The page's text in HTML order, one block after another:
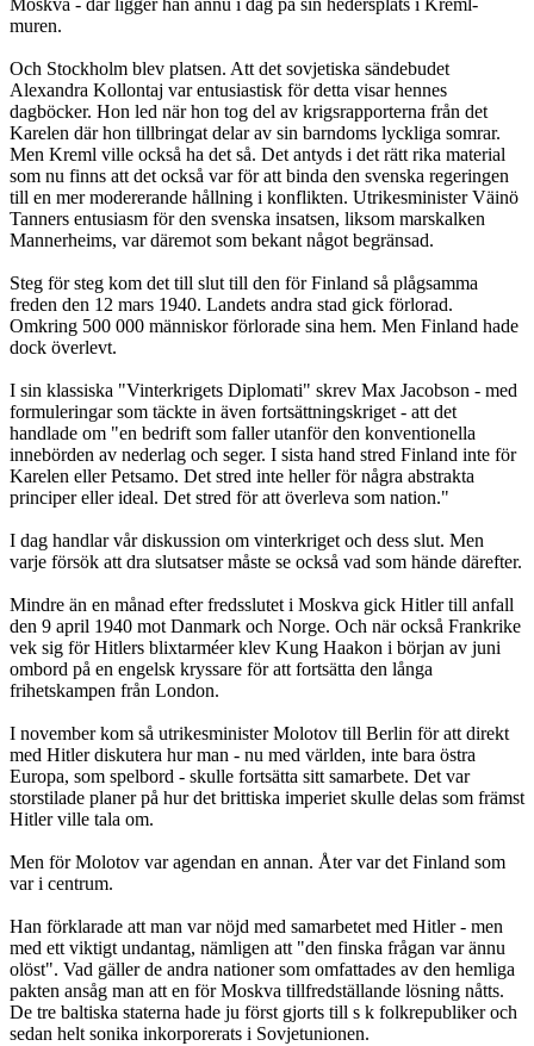
Moskva - där ligger han ännu i dag på sin hedersplats i Kreml-
muren.
Och Stockholm blev platsen. Att det sovjetiska sändebudet
Alexandra Kollontaj var entusiastisk för detta visar hennes
dagböcker. Hon led när hon tog del av krigsrapporterna från det
Karelen där hon tillbringat delar av sin barndoms lyckliga somrar.
Men Kreml ville också ha det så. Det antyds i det rätt rika material
som nu finns att det också var för att binda den svenska regeringen
till en mer modererande hållning i konflikten. Utrikesminister Väinö
Tanners entusiasm för den svenska insatsen, liksom marskalken
Mannerheims, var däremot som bekant något begränsad.
Steg för steg kom det till slut till den för Finland så plågsamma
freden den 12 mars 1940. Landets andra stad gick förlorad.
Omkring 500 000 människor förlorade sina hem. Men Finland hade
dock överlevt.
I sin klassiska "Vinterkrigets Diplomati" skrev Max Jacobson - med
formuleringar som täckte in även fortsättningskriget - att det
handlade om "en bedrift som faller utanför den konventionella
innebörden av nederlag och seger. I sista hand stred Finland inte för
Karelen eller Petsamo. Det stred inte heller för några abstrakta
principer eller ideal. Det stred för att överleva som nation."
I dag handlar vår diskussion om vinterkriget och dess slut. Men
varje försök att dra slutsatser måste se också vad som hände därefter.
Mindre än en månad efter fredsslutet i Moskva gick Hitler till anfall
den 9 april 1940 mot Danmark och Norge. Och när också Frankrike
vek sig för Hitlers blixtarméer klev Kung Haakon i början av juni
ombord på en engelsk kryssare för att fortsätta den långa
frihetskampen från London.
I november kom så utrikesminister Molotov till Berlin för att direkt
med Hitler diskutera hur man - nu med världen, inte bara östra
Europa, som spelbord - skulle fortsätta sitt samarbete. Det var
storstilade planer på hur det brittiska imperiet skulle delas som främst
Hitler ville tala om.
Men för Molotov var agendan en annan. Åter var det Finland som
var i centrum.
Han förklarade att man var nöjd med samarbetet med Hitler - men
med ett viktigt undantag, nämligen att "den finska frågan var ännu
olöst". Vad gäller de andra nationer som omfattades av den hemliga
pakten ansåg man att en för Moskva tillfredställande lösning nåtts.
De tre baltiska staterna hade ju först gjorts till s k folkrepubliker och
sedan helt sonika inkorporerats i Sovjetunionen.